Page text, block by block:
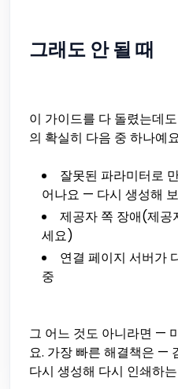
그래도 안 될 때
이 가이드를 다 돌렸는데
의 확실히 다음 중 하나예
잘못된 파라미터로
어나요 — 다시 생성해
제공자 쪽 장애(제공
세요)
연결 페이지 서버가
중
그 어느 것도 아니라면 —
요. 가장 빠른 해결책은 —
다시 생성해 다시 인쇄하